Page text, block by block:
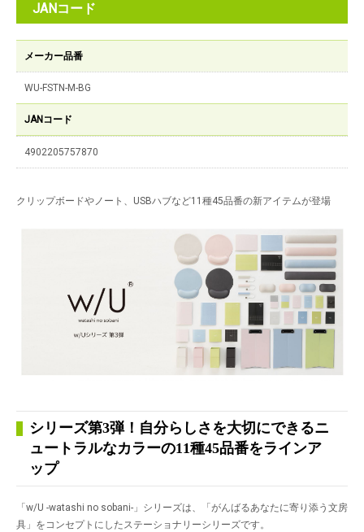
JANコード
メーカー品番
WU-FSTN-M-BG
JANコード
4902205757870
クリップボードやノート、USBハブなど11種45品番の新アイテムが登場
シリーズ第3弾！自分らしさを大切にできるニ
ュートラルなカラーの11種45品番をラインア
ップ
「w/U -watashi no sobani-」シリーズは、「がんばるあなたに寄り添う文房
具」をコンセプトにしたステーショナリーシリーズです。